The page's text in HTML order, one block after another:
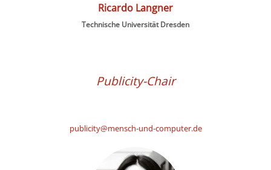
Ricardo Langner
Technische Universität Dresden
Publicity-Chair
publicity@mensch-und-computer.de